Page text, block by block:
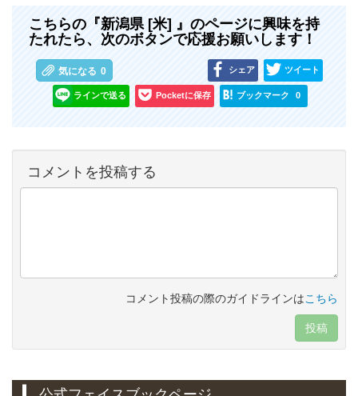
こちらの『新潟県 [米] 』のページに興味を持
たれたら、次のボタンで応援お願いします！
気になる 0 シェア ツイート
ラインで送る Pocketに保存 ブックマーク 0
コメントを投稿する
コメント投稿の際のガイドラインはこちら
投稿